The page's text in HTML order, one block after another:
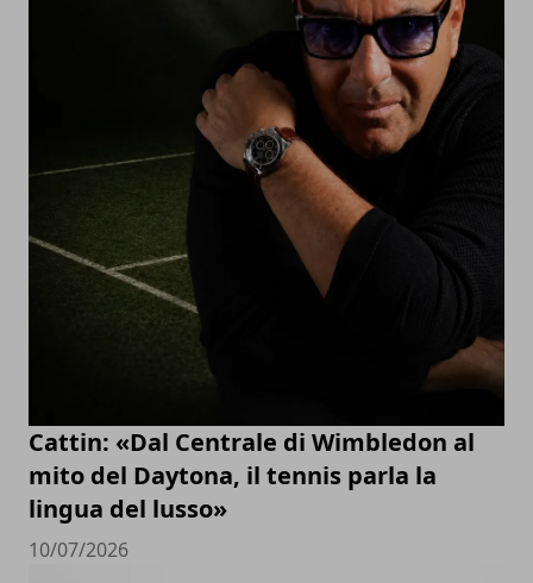
Cattin: «Dal Centrale di Wimbledon al
mito del Daytona, il tennis parla la
lingua del lusso»
10/07/2026